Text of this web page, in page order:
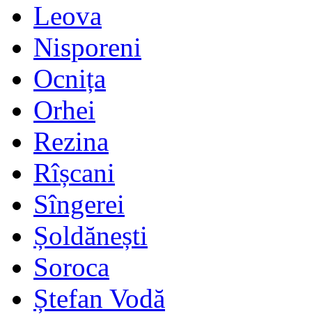
Leova
Nisporeni
Ocnița
Orhei
Rezina
Rîșcani
Sîngerei
Șoldănești
Soroca
Ștefan Vodă